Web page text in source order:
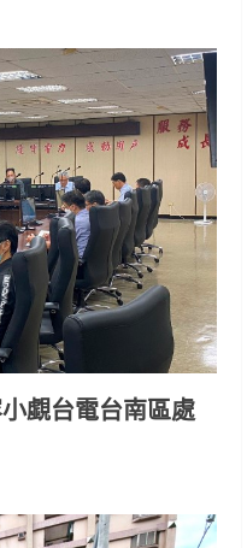
覷台電台南區處